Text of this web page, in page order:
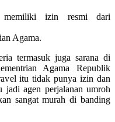
memiliki izin resmi dari
Agama.
termasuk juga sarana di
Agama Republik
itu tidak punya izin dan
agen perjalanan umroh
sangat murah di banding